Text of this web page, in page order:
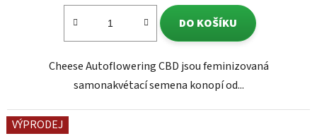
DO KOŠÍKU
Cheese Autoflowering CBD jsou feminizovaná
samonakvétací semena konopí od...
VÝPRODEJ